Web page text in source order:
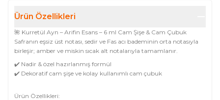
Ürün Özellikleri
🌺 Kurretül Ayn – Arifin Esans – 6 ml Cam Şişe & Cam Çubuk
Safranın eşsiz üst notası, sedir ve Fas acı bademinin orta notasıyla
birleşir; amber ve miskin sıcak alt notalarıyla tamamlanır.
✔️ Nadir & özel hazırlanmış formül
✔️ Dekoratif cam şişe ve kolay kullanımlı cam çubuk
Ürün Özellikleri: